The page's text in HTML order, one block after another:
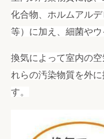
化合物、ホルムアル
等）に加え、細菌やウ
換気によって室内の
れらの汚染物質を外
す。